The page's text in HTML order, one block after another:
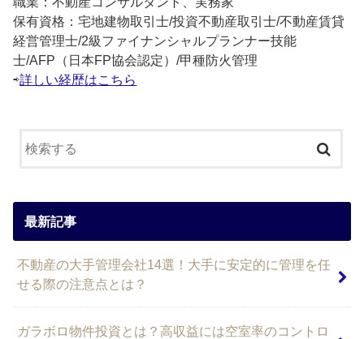
保有資格：宅地建物取引士/投資不動産取引士/不動産賃貸
経営管理士/2級ファイナンシャルプランナー技能
士/AFP（日本FP協会認定）/甲種防火管理
⇨詳しい経歴はこちら
最新記事
不動産の大手管理会社14選！大手に安定的に管理を任
せる際の注意点とは？
ガラボロ物件投資とは？高収益には空室率のコントロ